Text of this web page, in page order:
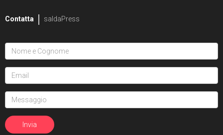
Contatta saldaPress